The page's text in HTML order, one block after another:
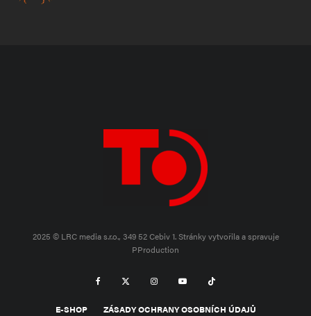
2025 © LRC media s.r.o., 349 52 Cebiv 1.Stránky vytvořila a spravuje
PProduction
E-SHOP ZÁSADY OCHRANY OSOBNÍCH ÚDAJŮ